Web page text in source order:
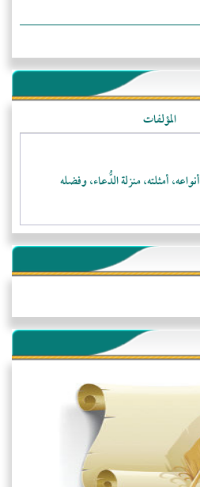
المؤلفات
أمثلته، منزلة الدُّعاء، وفضله
رضي الله عنهم